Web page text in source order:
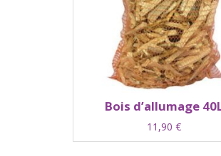
Bois d’allumage
11,90 €